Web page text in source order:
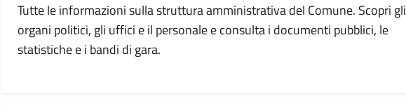
Tutte le informazioni sulla struttura amministrativa del Comune. Scopri gli
organi politici, gli uffici e il personale e consulta i documenti pubblici, le
statistiche e i bandi di gara.